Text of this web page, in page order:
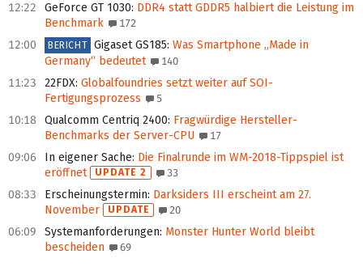
12:22 GeForce GT 1030: DDR4 statt GDDR5 halbiert die Leistung im
Benchmark
172
12:00 BERICHT Gigaset GS185: Was Smartphone „Made in
Germany“ bedeutet
140
11:23 22FDX: Globalfoundries setzt weiter auf SOI-
Fertigungsprozess
5
10:18 Qualcomm Centriq 2400: Fragwürdige Hersteller-
Benchmarks der Server-CPU
17
09:06 In eigener Sache: Die Finalrunde im WM-2018-Tippspiel ist
eröffnet
UPDATE 2 33
08:33 Erscheinungstermin: Darksiders III erscheint am 27.
November
UPDATE 20
06:09 Systemanforderungen: Monster Hunter World bleibt
bescheiden
69